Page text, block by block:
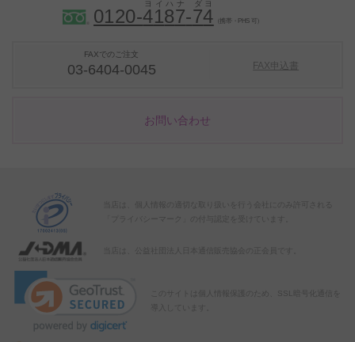
0120-4187-74 （携帯・PHS 可）
FAXでのご注文
03-6404-0045 FAX申込書
お問い合わせ
当店は、個人情報の適切な取り扱いを行う会社にのみ許可される
「プライバシーマーク」の付与認定を受けています。
当店は、公益社団法人日本通信販売協会の正会員です。
このサイトは個人情報保護のため、SSL暗号化通信を
導入しています。